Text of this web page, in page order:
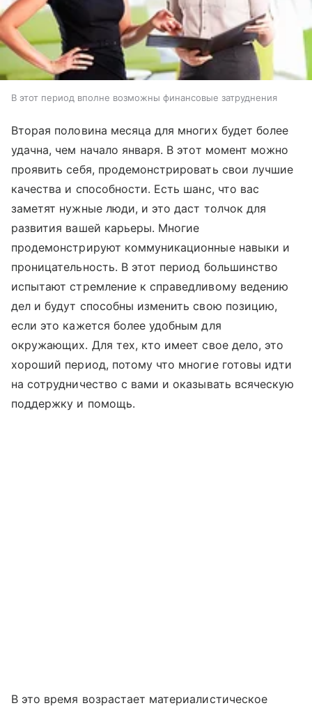
В этот период вполне возможны финансовые затруднения
Вторая половина месяца для многих будет более
удачна, чем начало января. В этот момент можно
проявить себя, продемонстрировать свои лучшие
качества и способности. Есть шанс, что вас
заметят нужные люди, и это даст толчок для
развития вашей карьеры. Многие
продемонстрируют коммуникационные навыки и
проницательность. В этот период большинство
испытают стремление к справедливому ведению
дел и будут способны изменить свою позицию,
если это кажется более удобным для
окружающих. Для тех, кто имеет свое дело, это
хороший период, потому что многие готовы идти
на сотрудничество с вами и оказывать всяческую
поддержку и помощь.
В это время возрастает материалистическое